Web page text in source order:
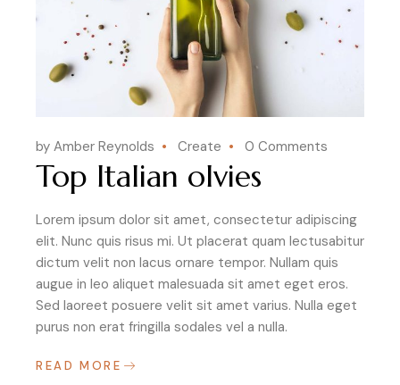
by Amber Reynolds Create 0 Comments
Top Italian olvies
Lorem ipsum dolor sit amet, consectetur adipiscing
elit. Nunc quis risus mi. Ut placerat quam lectusabitur
dictum velit non lacus ornare tempor. Nullam quis
augue in leo aliquet malesuada sit amet eget eros.
Sed laoreet posuere velit sit amet varius. Nulla eget
purus non erat fringilla sodales vel a nulla.
READ MORE